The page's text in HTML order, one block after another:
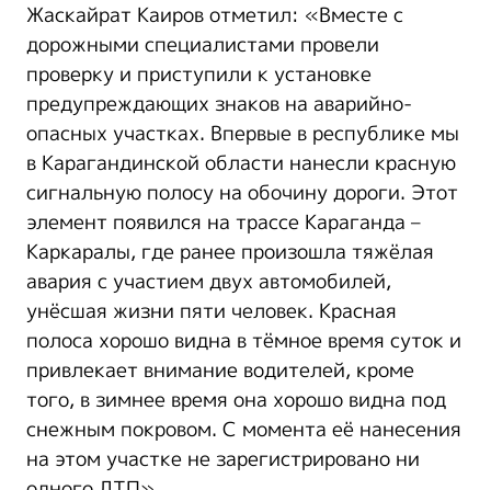
Жаскайрат Каиров отметил: «Вместе с
дорожными специалистами провели
проверку и приступили к установке
предупреждающих знаков на аварийно-
опасных участках. Впервые в республике мы
в Карагандинской области нанесли красную
сигнальную полосу на обочину дороги. Этот
элемент появился на трассе Караганда –
Каркаралы, где ранее произошла тяжёлая
авария с участием двух автомобилей,
унёсшая жизни пяти человек. Красная
полоса хорошо видна в тёмное время суток и
привлекает внимание водителей, кроме
того, в зимнее время она хорошо видна под
снежным покровом. С момента её нанесения
на этом участке не зарегистрировано ни